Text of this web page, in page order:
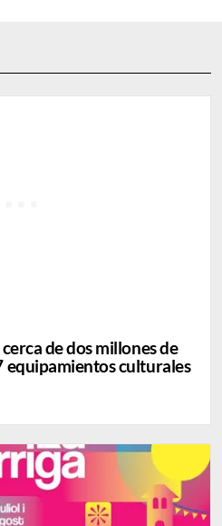
de dos millones de
equipamientos culturales